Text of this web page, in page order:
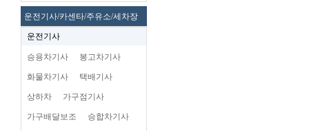
운전기사/카센타/주유소/세차장
운전기사
승용차기사 봉고차기사
화물차기사 택배기사
상하차 가구점기사
가구배달보조 승합차기사